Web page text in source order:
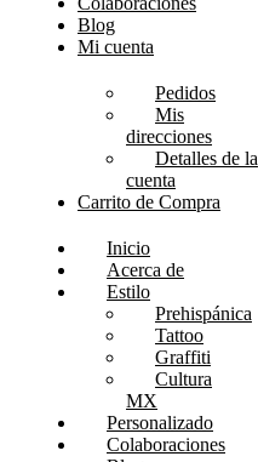
Blog
Mi cuenta
Pedidos
Mis
direcciones
Detalles de la
cuenta
Carrito de Compra
Inicio
Acerca de
Estilo
Prehispánica
Tattoo
Graffiti
Cultura
MX
Personalizado
Colaboraciones